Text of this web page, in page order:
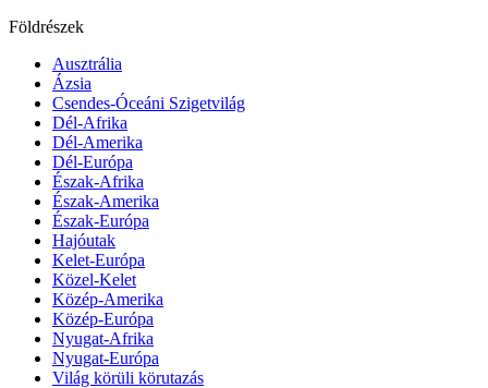
Földrészek
Ausztrália
Ázsia
Csendes-Óceáni Szigetvilág
Dél-Afrika
Dél-Amerika
Dél-Európa
Észak-Afrika
Észak-Amerika
Észak-Európa
Hajóutak
Kelet-Európa
Közel-Kelet
Közép-Amerika
Közép-Európa
Nyugat-Afrika
Nyugat-Európa
Világ körüli körutazás